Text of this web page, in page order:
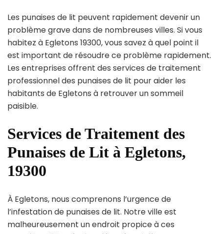
Les punaises de lit peuvent rapidement devenir un
problème grave dans de nombreuses villes. Si vous
habitez à Egletons 19300, vous savez à quel point il
est important de résoudre ce problème rapidement.
Les entreprises offrent des services de traitement
professionnel des punaises de lit pour aider les
habitants de Egletons à retrouver un sommeil
paisible.
Services de Traitement des
Punaises de Lit à Egletons,
19300
À Egletons, nous comprenons l’urgence de
l’infestation de punaises de lit. Notre ville est
malheureusement un endroit propice à ces